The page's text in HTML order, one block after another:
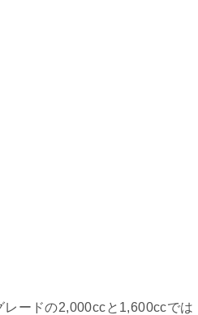
ードの2,000ccと1,600ccでは